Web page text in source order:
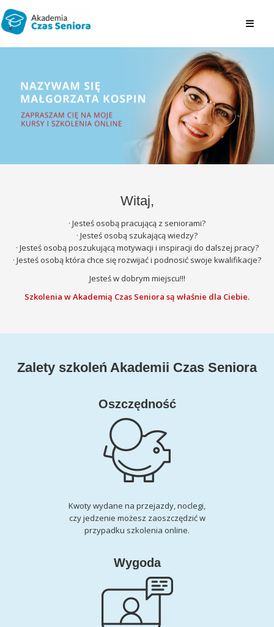
Skip
to
Witaj,
· Jesteś osobą pracującą z seniorami?
· Jesteś osobą szukającą wiedzy?
· Jesteś osobą poszukującą motywacji i inspiracji do dalszej pracy?
· Jesteś osobą która chce się rozwijać i podnosić swoje kwalifikacje?
Jesteś w dobrym miejscu!!!
Szkolenia w Akademią Czas Seniora są właśnie dla Ciebie.
Zalety szkoleń Akademii Czas Seniora
Oszczędność
Kwoty wydane na przejazdy, noclegi,
czy jedzenie możesz zaoszczędzić w
przypadku szkolenia online.
Wygoda